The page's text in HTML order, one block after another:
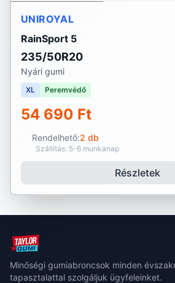
UNIROYAL
RainSport 5
235/50R20
Nyári gumi
XL Peremvédő
54 690 Ft
Rendelhető:2 db
Szállítás: 5-6 munkanap
Részletek
Minőségi gumiabroncsok minden
tapasztalattal szolgáljuk ügyfeleinket.